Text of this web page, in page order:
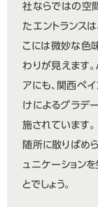
社ならではの空
たエントランス
こには微妙な色
わりが見えます
アにも、関西ペ
けによるグラデ
施されています。
随所に散りばめ
ュニケーション
とでしょう。